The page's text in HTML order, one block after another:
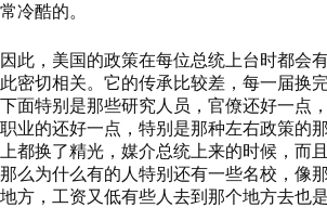
常冷酷的。
因此，美国的政策在每位总统上台时都会
此密切相关。它的传承比较差，每一届换
下面特别是那些研究人员，官僚还好一点
职业的还好一点，特别是那种左右政策的
上都换了精光，媒介总统上来的时候，而且
那么为什么有的人特别还有一些名校，像
地方，工资又低有些人去到那个地方去也